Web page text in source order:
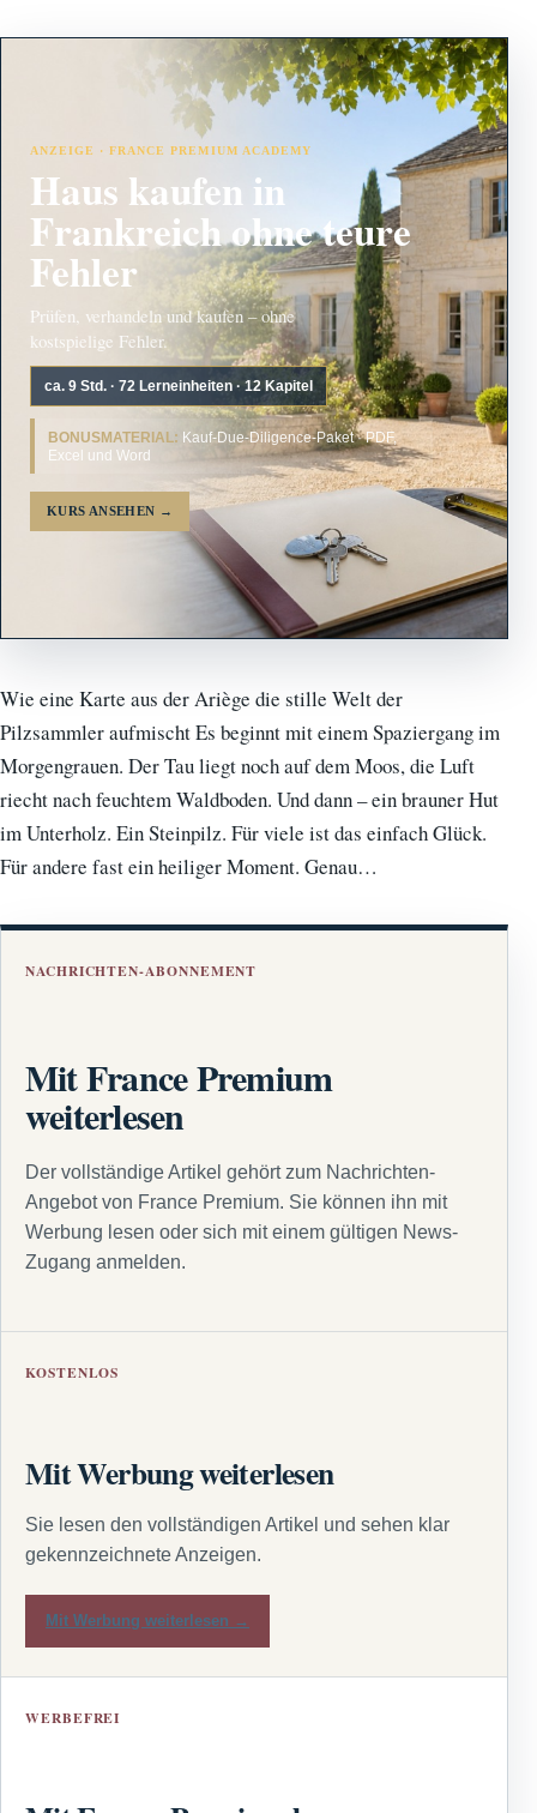
ANZEIGE · FRANCE PREMIUM ACADEMY
Haus kaufen in
Frankreich ohne teure
Fehler
Prüfen, verhandeln und kaufen – ohne
kostspielige Fehler.
ca. 9 Std. · 72 Lerneinheiten · 12 Kapitel
BONUSMATERIAL: Kauf-Due-Diligence-Paket · PDF,
Excel und Word
KURS ANSEHEN →
Wie eine Karte aus der Ariège die stille Welt der
Pilzsammler aufmischt Es beginnt mit einem Spaziergang im
Morgengrauen. Der Tau liegt noch auf dem Moos, die Luft
riecht nach feuchtem Waldboden. Und dann – ein brauner Hut
im Unterholz. Ein Steinpilz. Für viele ist das einfach Glück.
Für andere fast ein heiliger Moment. Genau…
NACHRICHTEN-ABONNEMENT
Mit France Premium
weiterlesen
Der vollständige Artikel gehört zum Nachrichten-
Angebot von France Premium. Sie können ihn mit
Werbung lesen oder sich mit einem gültigen News-
Zugang anmelden.
KOSTENLOS
Mit Werbung weiterlesen
Sie lesen den vollständigen Artikel und sehen klar
gekennzeichnete Anzeigen.
Mit Werbung weiterlesen →
WERBEFREI